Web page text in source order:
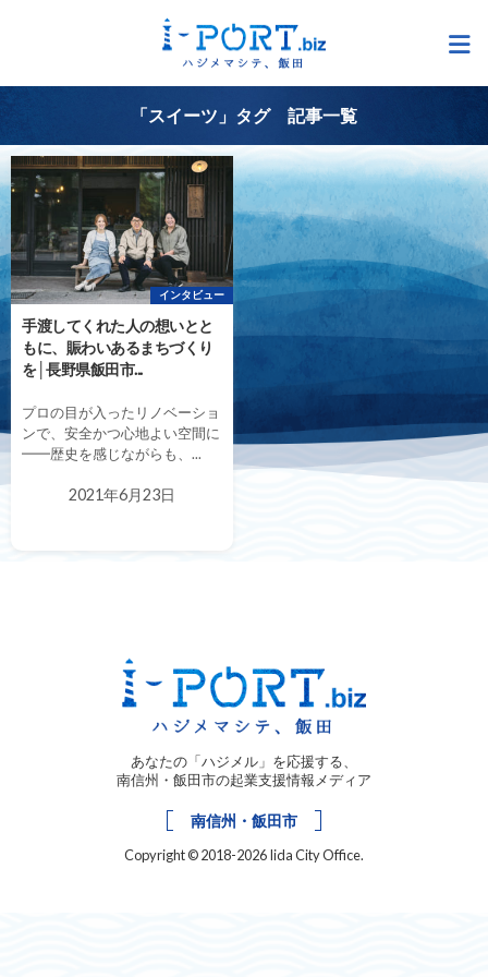
「スイーツ」タグ 記事一覧
インタビュー
手渡してくれた人の想いとと
もに、賑わいあるまちづくり
を│長野県飯田市...
プロの目が入ったリノベーショ
ンで、安全かつ心地よい空間に
━━歴史を感じながらも、...
2021年6月23日
あなたの「ハジメル」を応援する、
南信州・飯田市の起業支援情報メディア
南信州・飯田市
Copyright © 2018-2026 Iida City Office.